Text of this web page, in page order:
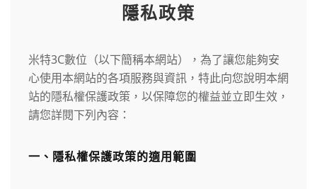
隱私政策
米特3C數位 （以下簡稱本網站），為了讓您能夠安
心使用本網站的各項服務與資訊，特此向您說明本網
站的隱私權保護政策，以保障您的權益並立即生效，
請您詳閱下列內容：
一、隱私權保護政策的適用範圍